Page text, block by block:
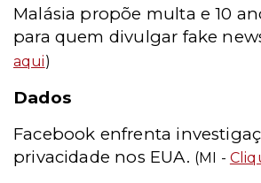
Malásia propõe multa e 10
para quem divulgar fake
aqui)
Dados
Facebook enfrenta
privacidade nos EUA. (MI -